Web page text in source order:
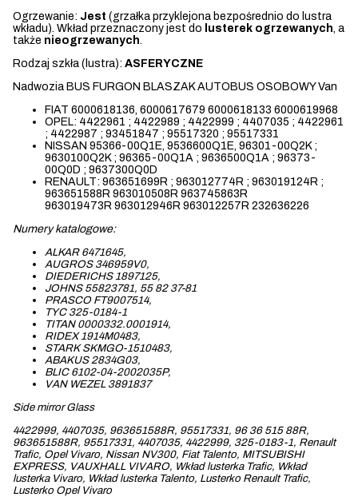
Ogrzewanie: Jest (grzałka przyklejona bezpośrednio do lustra
wkładu). Wkład przeznaczony jest do lusterek ogrzewanych, a
także nieogrzewanych.
Rodzaj szkła (lustra): ASFERYCZNE
Nadwozia BUS FURGON BLASZAK AUTOBUS OSOBOWY Van
FIAT 6000618136, 6000617679 6000618133 6000619968
OPEL: 4422961 ; 4422989 ; 4422999 ; 4407035 ; 4422961
; 4422987 ; 93451847 ; 95517320 ; 95517331
NISSAN 95366-00Q1E, 9536600Q1E, 96301-00Q2K ;
9630100Q2K ; 96365-00Q1A ; 9636500Q1A ; 96373-
00Q0D ; 9637300Q0D
RENAULT: 963651699R ; 963012774R ; 963019124R ;
963651588R 963010508R 963745863R
963019473R 963012946R 963012257R 232636226
Numery katalogowe:
ALKAR 6471645,
AUGROS 346959V0,
DIEDERICHS 1897125,
JOHNS 55823781, 55 82 37-81
PRASCO FT9007514,
TYC 325-0184-1
TITAN 0000332.0001914,
RIDEX 1914M0483,
STARK SKMGO-1510483,
ABAKUS 2834G03,
BLIC 6102-04-2002035P,
VAN WEZEL 3891837
Side mirror Glass
4422999, 4407035, 963651588R, 95517331, 96 36 515 88R,
963651588R, 95517331, 4407035, 4422999, 325-0183-1, Renault
Trafic, Opel Vivaro, Nissan NV300, Fiat Talento, MITSUBISHI
EXPRESS, VAUXHALL VIVARO, Wkład lusterka Trafic, Wkład
lusterka Vivaro, Wkład lusterka Talento, Lusterko Renault Trafic,
Lusterko Opel Vivaro